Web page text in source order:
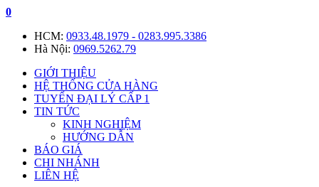
0
HCM: 0933.48.1979 - 0283.995.3386
Hà Nội: 0969.5262.79
GIỚI THIỆU
HỆ THỐNG CỬA HÀNG
TUYỂN ĐẠI LÝ CẤP 1
TIN TỨC
KINH NGHIỆM
HƯỚNG DẪN
BÁO GIÁ
CHI NHÁNH
LIÊN HỆ